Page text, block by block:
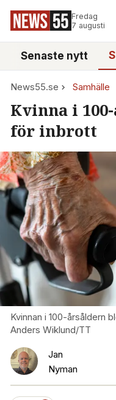
Fredag
7 augusti
Senaste nytt
News55.se Samhälle
Kvinna i
för inbrott
Kvinnan i 100-årsåldern
Anders Wiklund/TT
Jan
Nyman